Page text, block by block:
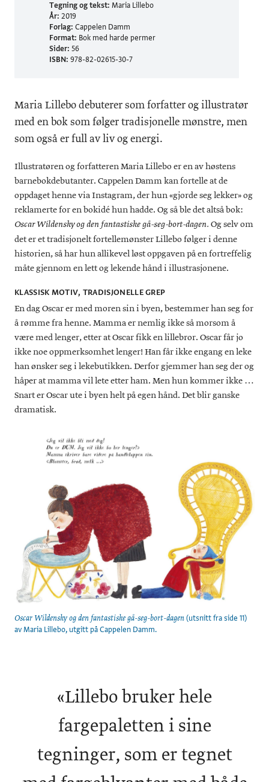
Tegning og tekst: Maria Lillebo
År: 2019
Forlag: Cappelen Damm
Format: Bok med harde permer
Sider: 56
ISBN: 978-82-02615-30-7
Maria Lillebo debuterer som forfatter og illustratør
med en bok som følger tradisjonelle mønstre, men
som også er full av liv og energi.
Illustratøren og forfatteren Maria Lillebo er en av høstens
barnebokdebutanter. Cappelen Damm kan fortelle at de
oppdaget henne via Instagram, der hun «gjorde seg lekker» og
reklamerte for en bokidé hun hadde. Og så ble det altså bok:
Oscar Wildensky og den fantastiske gå-seg-bort-dagen. Og selv om
det er et tradisjonelt fortellemønster Lillebo følger i denne
historien, så har hun allikevel løst oppgaven på en fortreffelig
måte gjennom en lett og lekende hånd i illustrasjonene.
KLASSISK MOTIV, TRADISJONELLE GREP
En dag Oscar er med moren sin i byen, bestemmer han seg for
å rømme fra henne. Mamma er nemlig ikke så morsom å
være med lenger, etter at Oscar fikk en lillebror. Oscar får jo
ikke noe oppmerksomhet lenger! Han får ikke engang en leke
han ønsker seg i lekebutikken. Derfor gjemmer han seg der og
håper at mamma vil lete etter ham. Men hun kommer ikke …
Snart er Oscar ute i byen helt på egen hånd. Det blir ganske
dramatisk.
Oscar Wildensky og den fantastiske gå-seg-bort-dagen (utsnitt fra side 11)
av Maria Lillebo, utgitt på Cappelen Damm.
«Lillebo bruker hele
fargepaletten i sine
tegninger, som er tegnet